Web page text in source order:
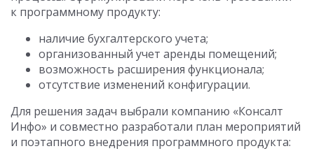
к программному продукту:
наличие бухгалтерского учета;
организованный учет аренды помещений;
возможность расширения функционала;
отсутствие изменений конфигурации.
Для решения задач выбрали компанию «Консалт
Инфо» и совместно разработали план мероприятий
и поэтапного внедрения программного продукта: